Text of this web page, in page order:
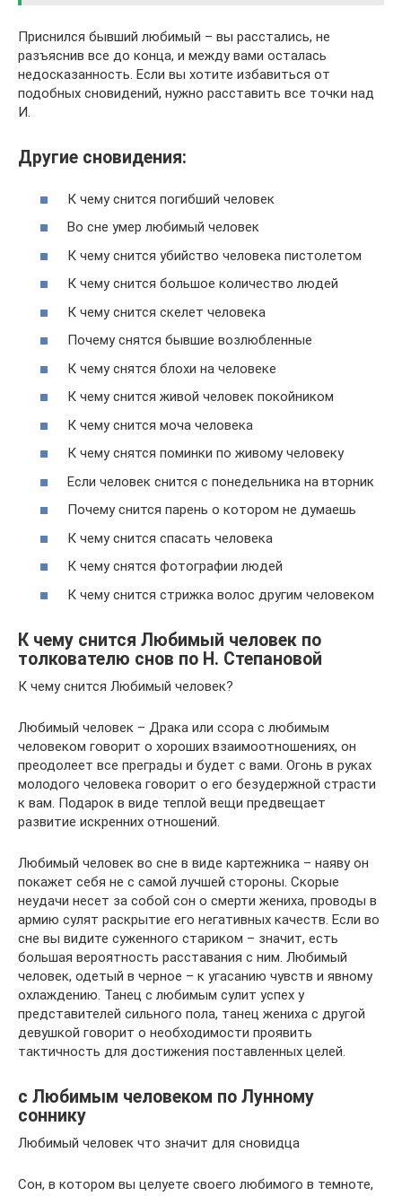
Приснился бывший любимый – вы расстались, не
разъяснив все до конца, и между вами осталась
недосказанность. Если вы хотите избавиться от
подобных сновидений, нужно расставить все точки над
И.
Другие сновидения:
К чему снится погибший человек
Во сне умер любимый человек
К чему снится убийство человека пистолетом
К чему снится большое количество людей
К чему снится скелет человека
Почему снятся бывшие возлюбленные
К чему снятся блохи на человеке
К чему снится живой человек покойником
К чему снится моча человека
К чему снятся поминки по живому человеку
Если человек снится с понедельника на вторник
Почему снится парень о котором не думаешь
К чему снится спасать человека
К чему снятся фотографии людей
К чему снится стрижка волос другим человеком
К чему снится Любимый человек по
толкователю снов по Н. Степановой
К чему снится Любимый человек?
Любимый человек – Драка или ссора с любимым
человеком говорит о хороших взаимоотношениях, он
преодолеет все преграды и будет с вами. Огонь в руках
молодого человека говорит о его безудержной страсти
к вам. Подарок в виде теплой вещи предвещает
развитие искренних отношений.
Любимый человек во сне в виде картежника – наяву он
покажет себя не с самой лучшей стороны. Скорые
неудачи несет за собой сон о смерти жениха, проводы в
армию сулят раскрытие его негативных качеств. Если во
сне вы видите суженного стариком – значит, есть
большая вероятность расставания с ним. Любимый
человек, одетый в черное – к угасанию чувств и явному
охлаждению. Танец с любимым сулит успех у
представителей сильного пола, танец жениха с другой
девушкой говорит о необходимости проявить
тактичность для достижения поставленных целей.
с Любимым человеком по Лунному
соннику
Любимый человек что значит для сновидца
Сон, в котором вы целуете своего любимого в темноте,